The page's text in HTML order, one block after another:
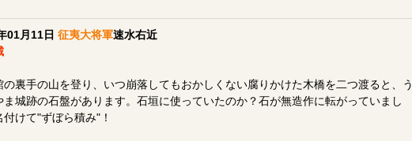
01月11日 征夷大将軍速水右近
の裏手の山を登り、いつ崩落してもおかしくない腐りかけた木橋を二つ渡ると、う
ま城跡の石盤があります。石垣に使っていたのか？石が無造作に転がっていまし
付けて"ずぼら積み"！